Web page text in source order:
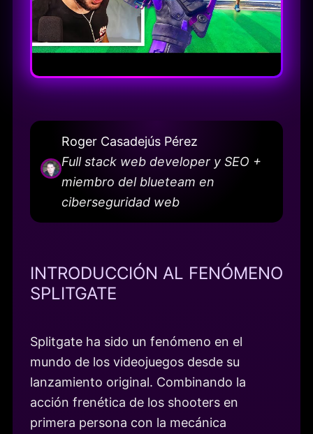
Roger Casadejús Pérez
Full stack web developer y SEO +
miembro del blueteam en
ciberseguridad web
INTRODUCCIÓN AL FENÓMENO
SPLITGATE
Splitgate ha sido un fenómeno en el
mundo de los videojuegos desde su
lanzamiento original. Combinando la
acción frenética de los shooters en
primera persona con la mecánica